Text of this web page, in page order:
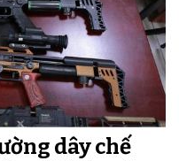
dây chế